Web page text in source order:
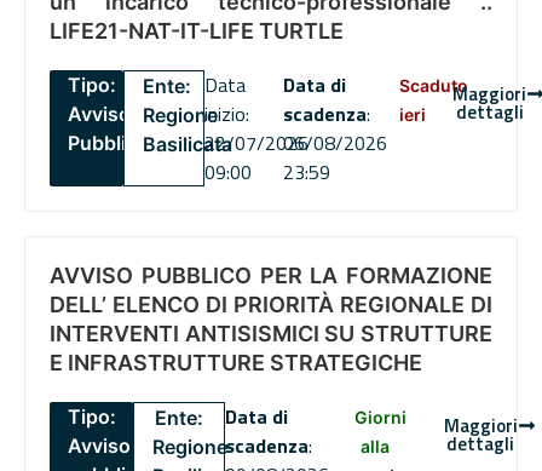
LIFE21-NAT-IT-LIFE TURTLE
Tipo:
Avviso
Pubblico
Ente:
Regione
Basilicata
Data
inizio:
22/07/2026
09:00
Data di
scadenza:
06/08/2026
23:59
Scaduto
ieri
Maggiori
dettagli
AVVISO PUBBLICO PER LA FORMAZIONE
DELL’ ELENCO DI PRIORITÀ REGIONALE DI
INTERVENTI ANTISISMICI SU STRUTTURE
E INFRASTRUTTURE STRATEGICHE
Tipo:
Avviso
Ente:
Regione
Data di
scadenza:
Giorni
alla
Maggiori
dettagli